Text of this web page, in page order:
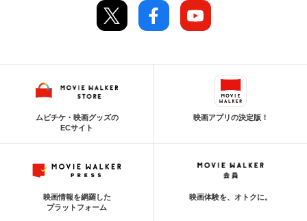
ムビチケ・映画グッズの
ECサイト
映画アプリの決定版！
映画情報を網羅した
プラットフォーム
映画体験を、オトクに。